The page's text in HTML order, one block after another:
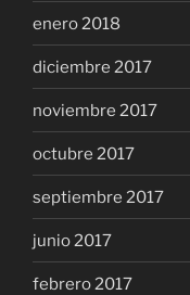
enero 2018
diciembre 2017
noviembre 2017
octubre 2017
septiembre 2017
junio 2017
febrero 2017